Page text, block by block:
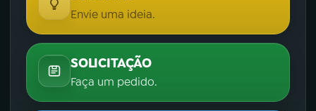
Envie uma ideia.
SOLICITAÇÃO
Faça um pedido.